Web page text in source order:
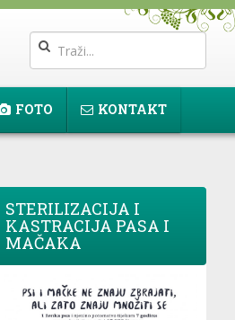
FOTO KONTAKT
STERILIZACIJA I
KASTRACIJA PASA I
MAČAKA